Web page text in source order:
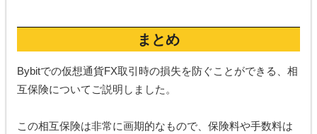
まとめ
Bybitでの仮想通貨FX取引時の損失を防ぐことができる、相
互保険についてご説明しました。
この相互保険は非常に画期的なもので、保険料や手数料は